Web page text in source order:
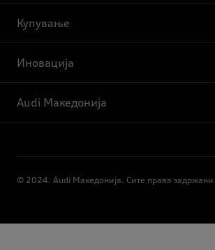
Купување
Иновација
Audi Македонија
© 2024. Audi Македонија. Сите права задржани.